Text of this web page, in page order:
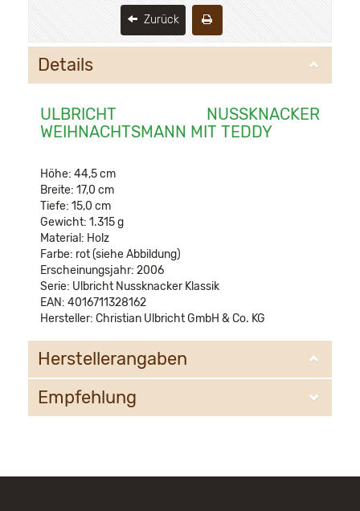
Zurück
Details
ULBRICHT NUSSKNACKER
WEIHNACHTSMANN MIT TEDDY
Höhe: 44,5 cm
Breite: 17,0 cm
Tiefe: 15,0 cm
Gewicht: 1.315 g
Material: Holz
Farbe: rot (siehe Abbildung)
Erscheinungsjahr: 2006
Serie: Ulbricht Nussknacker Klassik
EAN: 4016711328162
Hersteller: Christian Ulbricht GmbH & Co. KG
Herstellerangaben
Christian Ulbricht GmbH & Co. KG
Empfehlung